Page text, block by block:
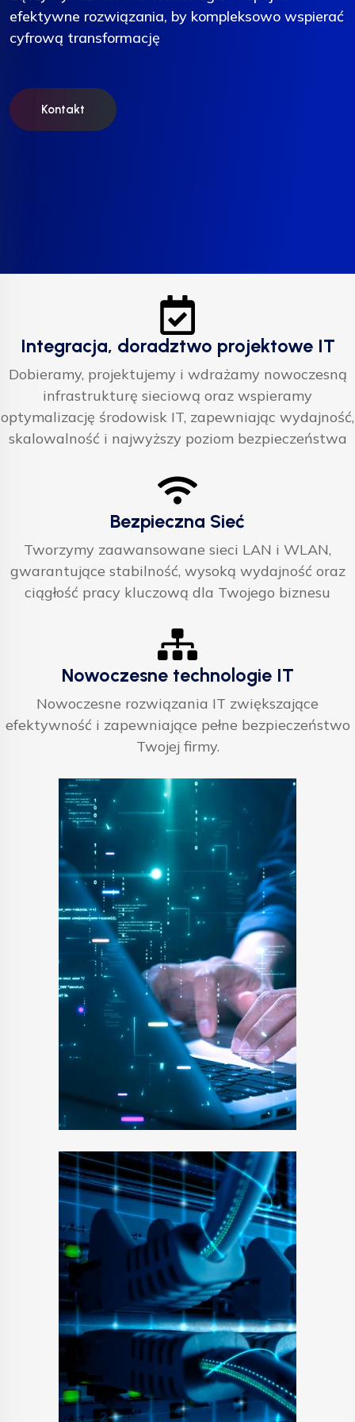
efektywne rozwiązania, by kompleksowo wspierać
cyfrową transformację
Kontakt
efektywne rozwiązania, by kompleksowo wspierać
cyfrową transformację
Kontakt
efektywne rozwiązania, by kompleksowo wspierać
cyfrową transformację
Kontakt
Integracja, doradztwo projektowe IT
Dobieramy, projektujemy i wdrażamy nowoczesną
infrastrukturę sieciową oraz wspieramy
optymalizację środowisk IT, zapewniając wydajność,
skalowalność i najwyższy poziom bezpieczeństwa
Bezpieczna Sieć
Tworzymy zaawansowane sieci LAN i WLAN,
gwarantujące stabilność, wysoką wydajność oraz
ciągłość pracy kluczową dla Twojego biznesu
Nowoczesne technologie IT
Nowoczesne rozwiązania IT zwiększające
efektywność i zapewniające pełne bezpieczeństwo
Twojej firmy.